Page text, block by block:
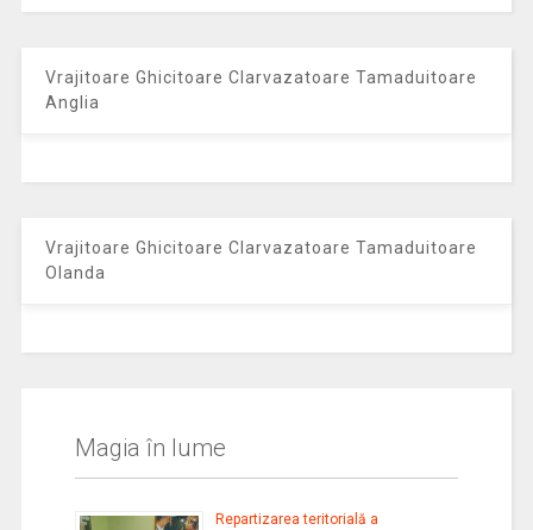
Vrajitoare Ghicitoare Clarvazatoare Tamaduitoare
Anglia
Vrajitoare Ghicitoare Clarvazatoare Tamaduitoare
Olanda
Magia în lume
Repartizarea teritorială a